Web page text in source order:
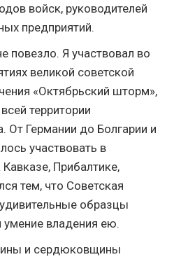
войск, руководителей
предприятий.
повезло. Я участвовал во
великой советской
«Октябрьский шторм»,
территории
От Германии до Болгарии и
участвовать в
Прибалтике,
тем, что Советская
образцы
умение владения ею.
и сердюковщины